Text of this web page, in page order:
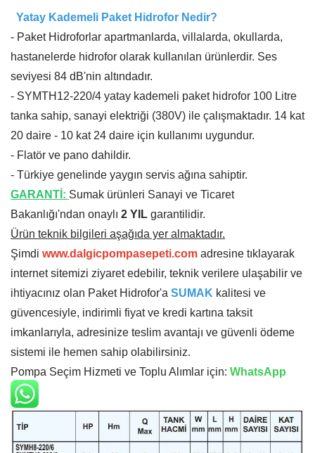
Yatay Kademeli Paket Hidrofor Nedir?
- Paket Hidroforlar apartmanlarda, villalarda, okullarda,
hastanelerde hidrofor olarak kullanılan ürünlerdir. Ses
seviyesi 84 dB'nin altındadır.
- SYMTH12-220/4 yatay kademeli paket hidrofor 100 Litre
tanka sahip, sanayi elektriği (380V) ile çalışmaktadır. 14 kat
20 daire - 10 kat 24 daire için kullanımı uygundur.
- Flatör ve pano dahildir.
- Türkiye genelinde yaygın servis ağına sahiptir.
GARANTİ: Sumak ürünleri Sanayi ve Ticaret
Bakanlığı'ndan onaylı 2 YIL garantilidir.
Ürün teknik bilgileri aşağıda yer almaktadır.
Şimdi www.dalgicpompasepeti.com adresine tıklayarak
internet sitemizi ziyaret edebilir, teknik verilere ulaşabilir ve
ihtiyacınız olan Paket Hidrofor'a SUMAK kalitesi ve
güvencesiyle, indirimli fiyat ve kredi kartına taksit
imkanlarıyla, adresinize teslim avantajı ve güvenli ödeme
sistemi ile hemen sahip olabilirsiniz.
Pompa Seçim Hizmeti ve Toplu Alımlar için: WhatsApp